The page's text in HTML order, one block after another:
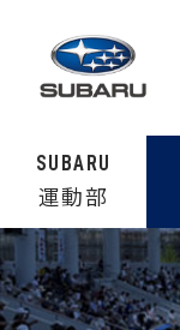
SUBARU
運動部